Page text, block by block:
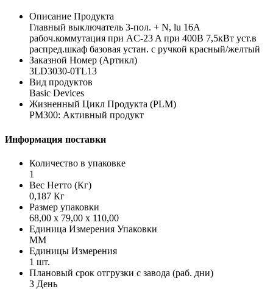
Описание Продукта
Главный выключатель 3-пол. + N, lu 16A
рабоч.коммутация при AC-23 A при 400В 7,5кВт уст.в
распред.шкаф базовая устан. с ручкой красный/желтый
Заказной Номер (Артикл)
3LD3030-0TL13
Вид продуктов
Basic Devices
Жизненный Цикл Продукта (PLM)
PM300: Активный продукт
Информация поставки
Количество в упаковке
1
Вес Нетто (Кг)
0,187 Кг
Размер упаковки
68,00 x 79,00 x 110,00
Единица Измерения Упаковки
MM
Единицы Измерения
1 шт.
Плановый срок отгрузки с завода (раб. дни)
3 День